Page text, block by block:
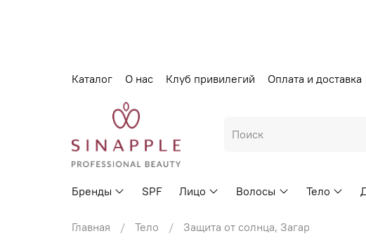
Каталог О нас Клуб привилегий Оплата и доставка
Бренды SPF Лицо Волосы Тело
Главная Тело Защита от солнца, Загар